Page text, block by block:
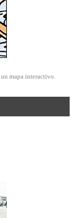
mapa interactivo.